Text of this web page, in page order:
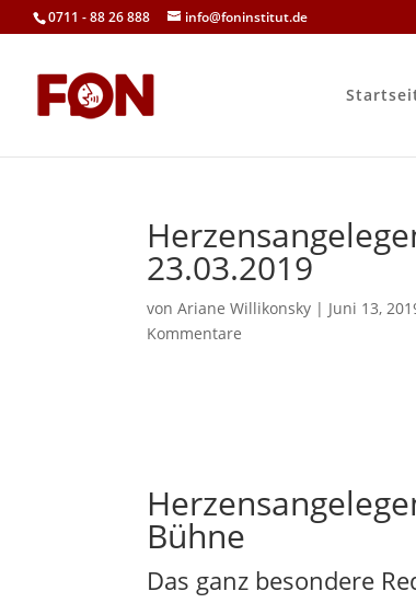
0711 - 88 26 888 info@foninstitut.de
23.03.2019
vonAriane Willikonsky | Juni 13,
Kommentare
Bühne
Das ganz besondere